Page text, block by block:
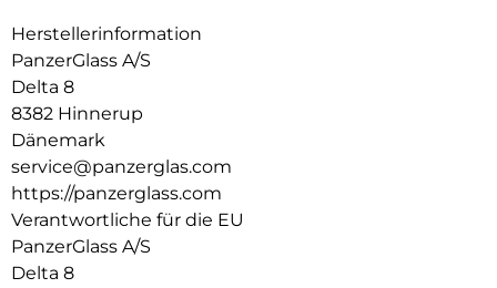
geräteabgestimmten Farben: Silver, Deep Blue und Cosmic
Orange. Und klar – die Installation ist kinderleicht und sitzt
perfekt. Der farblich abgestimmte Fender von PanzerGlass
schützt dein iPhone mit einzigartigem Kameraschutz – echt
stark, echt du.
Der Global Recycled Standard (GRS) = Die GRS ist eine
internationale Produktnorm, die Anforderungen an recycelte
Materialien definiert, z.B. in Bezug auf Rückverfolgbarkeit,
chemische Inhaltsstoffe und Umweltauswirkungen.
Herstellerinformation
PanzerGlass A/S
Delta 8
8382 Hinnerup
Dänemark
service@panzerglas.com
https://panzerglass.com
Verantwortliche für die EU
PanzerGlass A/S
Delta 8